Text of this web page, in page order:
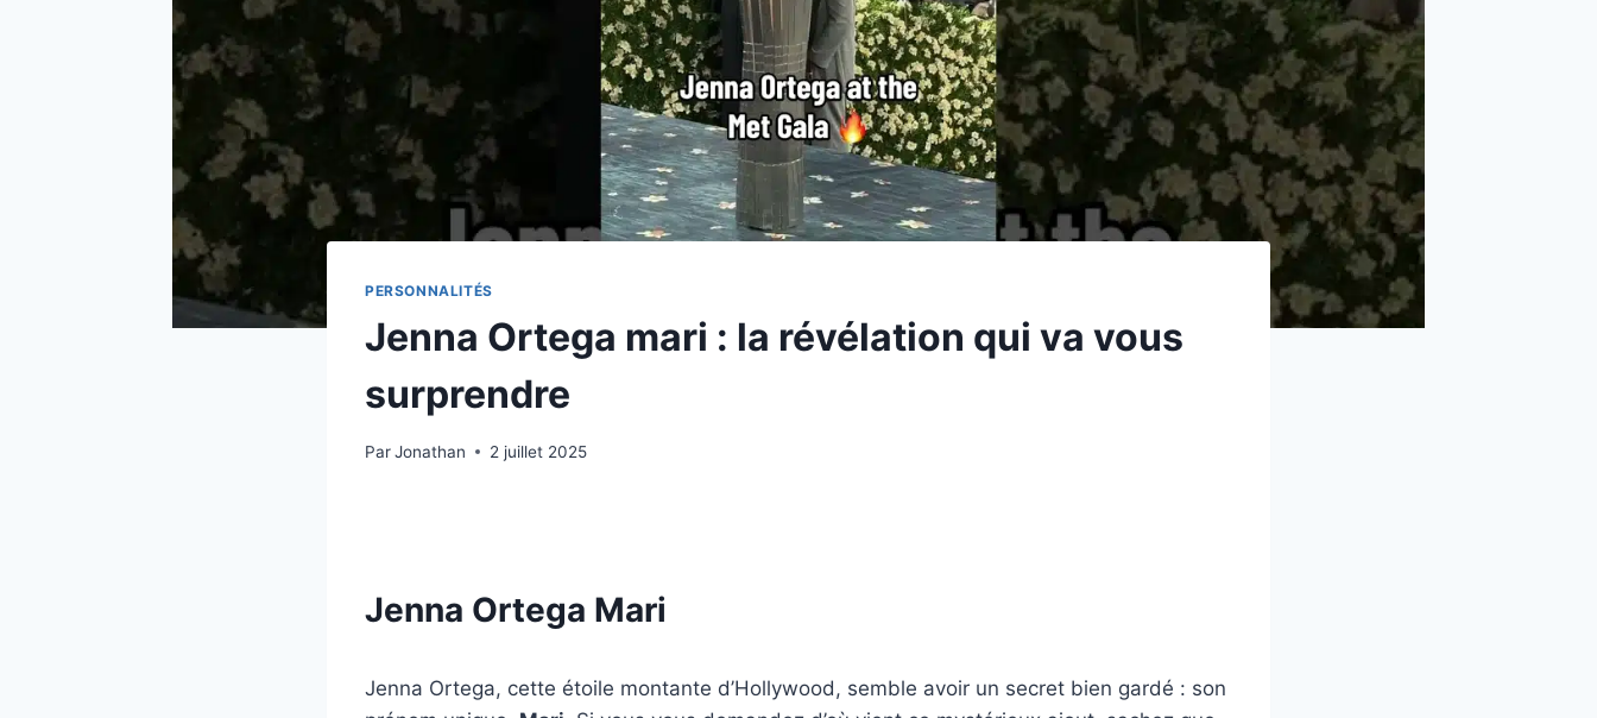
PERSONNALITÉS
Jenna Ortega mari : la révélation qui va vous
surprendre
ParJonathan 2 juillet 2025
Jenna Ortega Mari
Jenna Ortega, cette étoile montante d’Hollywood, semble avoir un secret bien gardé : son